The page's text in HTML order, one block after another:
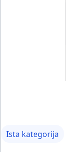
Ista kategorija